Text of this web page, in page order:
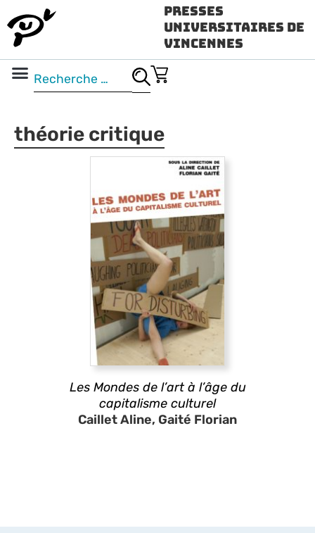
Presses
Universitaires de
Vincennes
théorie critique
Les Mondes de l’art à l’âge du
capitalisme culturel
Caillet Aline, Gaité Florian